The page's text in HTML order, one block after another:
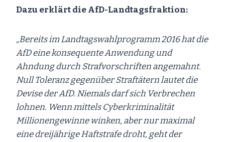
Dazu erklärt die AfD-Landtagsfraktion:
„Bereits im Landtagswahlprogramm 2016 hat die
AfD eine konsequente Anwendung und
Ahndung durch Strafvorschriften angemahnt.
Null Toleranz gegenüber Straftätern lautet die
Devise der AfD. Niemals darf sich Verbrechen
lohnen. Wenn mittels Cyberkriminalität
Millionengewinne winken, aber nur maximal
eine dreijährige Haftstrafe droht, geht der